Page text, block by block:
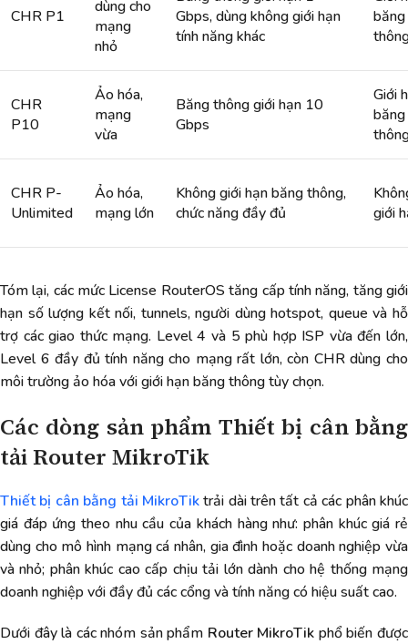
CHR P1
dùng cho
mạng
nhỏ
Gbps, dùng không giới hạn
tính năng khác
băng
CHR
P10
Ảo hóa,
mạng
vừa
Băng thông giới hạn 10
Gbps
Giới
băng
CHR P-
Unlimited
Ảo hóa,
mạng lớn
Không giới hạn băng thông,
chức năng đầy đủ
giới
Tóm lại, các mức License RouterOS tăng cấp tính năng, tăng giới
hạn số lượng kết nối, tunnels, người dùng hotspot, queue và hỗ
trợ các giao thức mạng. Level 4 và 5 phù hợp ISP vừa đến lớn,
Level 6 đầy đủ tính năng cho mạng rất lớn, còn CHR dùng cho
môi trường ảo hóa với giới hạn băng thông tùy chọn.
Các dòng sản phẩm Thiết bị cân bằng
tải Router MikroTik
Thiết bị cân bằng tải MikroTiktrải dài trên tất cả các phân khúc
giá đáp ứng theo nhu cầu của khách hàng như: phân khúc giá rẻ
dùng cho mô hình mạng cá nhân, gia đình hoặc doanh nghiệp vừa
và nhỏ; phân khúc cao cấp chịu tải lớn dành cho hệ thống mạng
doanh nghiệp với đầy đủ các cổng và tính năng có hiệu suất cao.
Dưới đây là các nhóm sản phẩm Router MikroTik phổ biến được